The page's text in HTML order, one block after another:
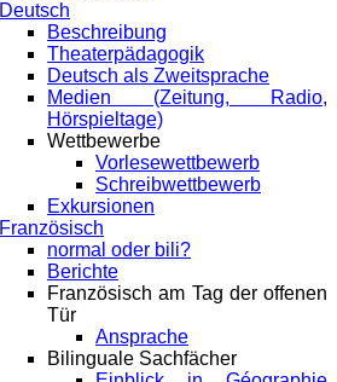
Deutsch
Beschreibung
Theaterpädagogik
Deutsch als Zweitsprache
Medien (Zeitung, Radio,
Hörspieltage)
Wettbewerbe
Vorlesewettbewerb
Schreibwettbewerb
Exkursionen
Französisch
normal oder bili?
Berichte
Französisch am Tag der offenen
Tür
Ansprache
Bilinguale Sachfächer